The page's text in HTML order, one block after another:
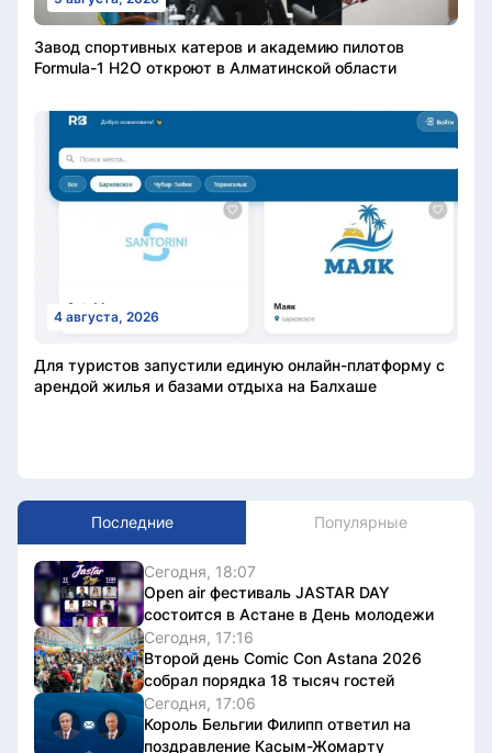
Завод спортивных катеров и академию пилотов
Formula-1 H2O откроют в Алматинской области
4 августа, 2026
Для туристов запустили единую онлайн-платформу с
арендой жилья и базами отдыха на Балхаше
Последние Популярные
Сегодня, 18:07
Open air фестиваль JASTAR DAY
состоится в Астане в День молодежи
Сегодня, 17:16
Второй день Comic Con Astana 2026
собрал порядка 18 тысяч гостей
Сегодня, 17:06
Король Бельгии Филипп ответил на
поздравление Касым-Жомарту